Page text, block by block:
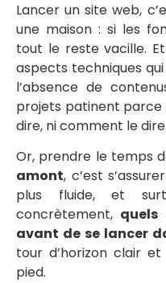
Lancer un site web,
une maison : si les
tout le reste vacille.
aspects techniques
l’absence de
projets patinent parce
dire, ni comment le dire.
Or, prendre le temps
amont, c’est
plus fluide, et
concrètement, quels
avant de se lancer
tour d’horizon clair
pied.